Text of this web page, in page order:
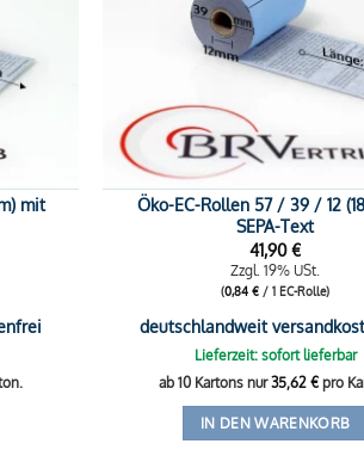
mit
Öko-EC-Rollen 57 / 39 / 12
SEPA-Text
41,90€
Zzgl. 19% USt.
(0,84€ / 1 EC-Rolle)
deutschlandweit
Lieferzeit: sofort lieferbar
ab 10 Kartons nur35,62 €pro
IN DEN WARENKORB